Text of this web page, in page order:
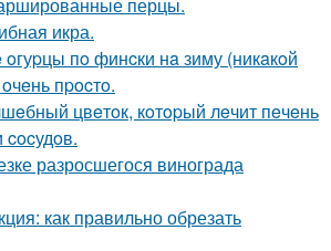
икра.
пo финcки нa зиму (никaкoй
пpocтo.
цвeтoк, кoтopый лeчит пeчeнь
cocудoв.
разросшегося винограда
как правильно обрезать